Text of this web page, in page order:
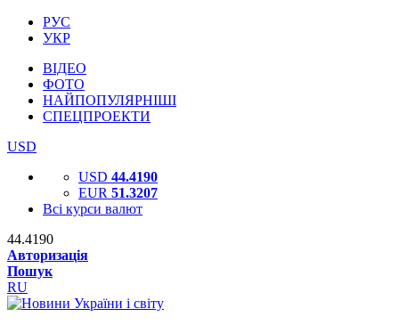
РУС
УКР
ВІДЕО
ФОТО
НАЙПОПУЛЯРНІШІ
СПЕЦПРОЕКТИ
USD
USD 44.4190
EUR 51.3207
Всі курси валют
44.4190
Авторизація
Пошук
RU